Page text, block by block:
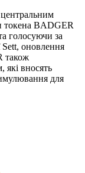
токена BADGER
голосуючи за
Sett, оновлення
також
які вносять
для